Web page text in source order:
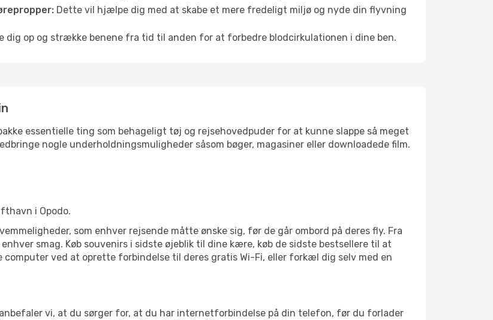
Dette vil hjælpe dig med at skabe et mere fredeligt miljø og nyde din flyvning
dig op og strække benene fra tid til anden for at forbedre blodcirkulationen i dine ben.
essentielle ting som behageligt tøj og rejsehovedpuder for at kunne slappe så meget
nogle underholdningsmuligheder såsom bøger, magasiner eller downloadede film.
i Opodo.
som enhver rejsende måtte ønske sig, før de går ombord på deres fly. Fra
smag. Køb souvenirs i sidste øjeblik til dine kære, køb de sidste bestsellere til at
ved at oprette forbindelse til deres gratis Wi-Fi, eller forkæl dig selv med en
vi, at du sørger for, at du har internetforbindelse på din telefon, før du forlader